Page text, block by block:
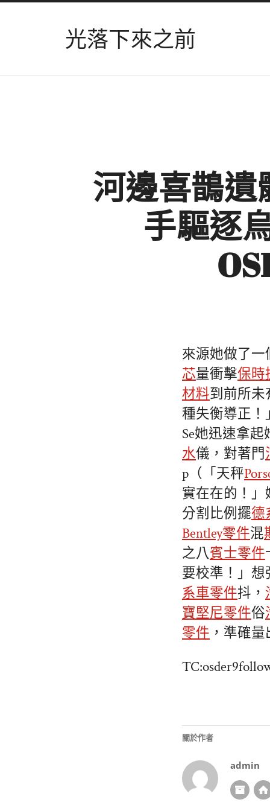
光落下來之前
河邊喜鵲遺
手驅逐
來源她做了一
芯量衝擊保時
材料到前所未
種失衡導正！
Se她迅速拿
水儀，對著門
p（「天秤
實在在的！」
分割比例擺德
Bentley零件混
之八賓士零件
要校準！」
系車零件抖，
寶堅尼零件俗
零件 ，準確
關於作者
admin